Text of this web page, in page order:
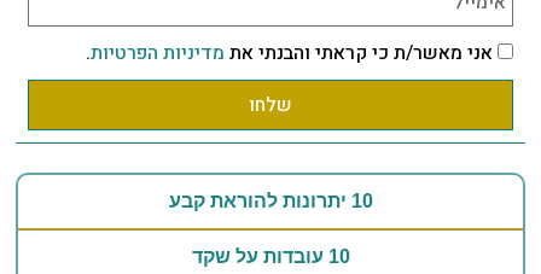
אני מאשר/ת כי קראתי והבנתי את מדיניות הפרטיות.
שלחו
10 יתרונות להוראת קבע
10 עובדות על שקד